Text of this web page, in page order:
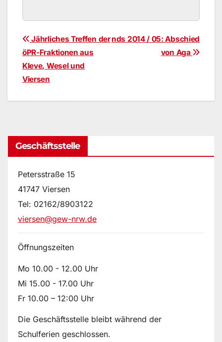
Beitragsnavigation
nds 2014 / 05: Abschied
von Aga
Jährliches Treffen der
öPR-Fraktionen aus
Kleve, Wesel und
Viersen
Geschäftsstelle
Petersstraße 15
41747 Viersen
Tel: 02162/8903122
viersen@gew-nrw.de
Öffnungszeiten
Mo 10.00 - 12.00 Uhr
Mi 15.00 - 17.00 Uhr
Fr 10.00 – 12:00 Uhr
Die Geschäftsstelle bleibt während der
Schulferien geschlossen.